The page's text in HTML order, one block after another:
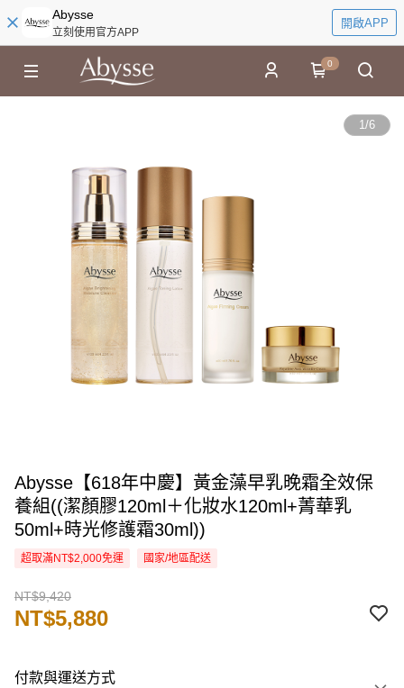
Abysse
立刻使用官方APP
開啟APP
0
1/6
Abysse【618年中慶】黃金藻早乳晚霜全效保
養組((潔顏膠120ml＋化妝水120ml+菁華乳
50ml+時光修護霜30ml))
超取滿NT$2,000免運 國家/地區配送
NT$9,420
NT$5,880
付款與運送方式